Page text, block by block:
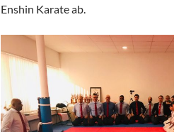
Enshin Karate ab.